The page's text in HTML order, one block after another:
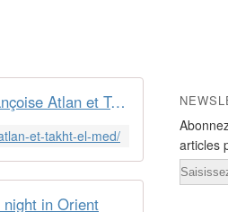
Françoise Atlan et Takht El Med - MedFusionManagement
et-takht-el-med/
night in Orient
articles
Email